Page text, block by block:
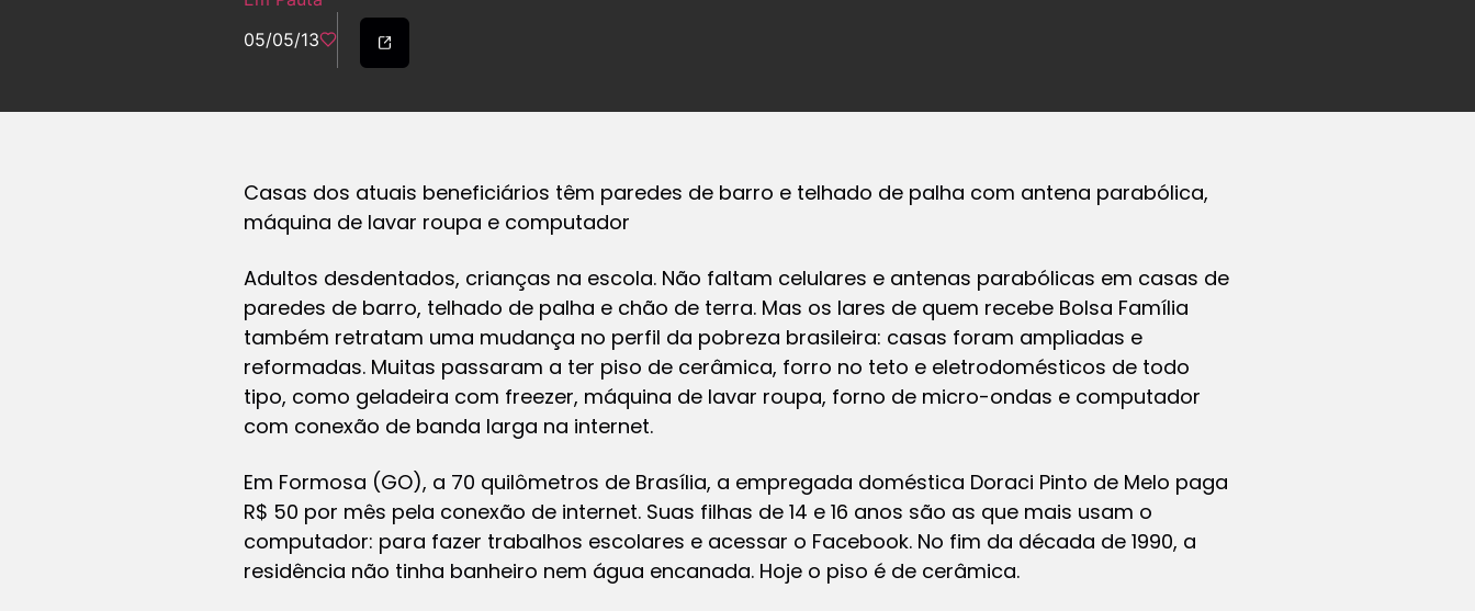
05/05/13
Casas dos atuais beneficiários têm paredes de barro e telhado de palha com antena parabólica,
máquina de lavar roupa e computador
Adultos desdentados, crianças na escola. Não faltam celulares e antenas parabólicas em casas de
paredes de barro, telhado de palha e chão de terra. Mas os lares de quem recebe Bolsa Família
também retratam uma mudança no perfil da pobreza brasileira: casas foram ampliadas e
reformadas. Muitas passaram a ter piso de cerâmica, forro no teto e eletrodomésticos de todo
tipo, como geladeira com freezer, máquina de lavar roupa, forno de micro-ondas e computador
com conexão de banda larga na internet.
Em Formosa (GO), a 70 quilômetros de Brasília, a empregada doméstica Doraci Pinto de Melo paga
R$ 50 por mês pela conexão de internet. Suas filhas de 14 e 16 anos são as que mais usam o
computador: para fazer trabalhos escolares e acessar o Facebook. No fim da década de 1990, a
residência não tinha banheiro nem água encanada. Hoje o piso é de cerâmica.